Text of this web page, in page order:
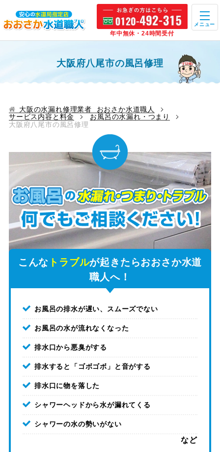
年中無休・24時間受付
メニュー
大阪府八尾市の風呂修理
大阪の水漏れ修理業者 おおさか水道職人
サービス内容と料金
お風呂の水漏れ・つまり
大阪府八尾市の風呂修理
こんな トラブルが起きたらおおさか水道
職人へ！
お風呂の排水が遅い、スムーズでない
お風呂の水が流れなくなった
排水口から悪臭がする
排水すると「ゴボゴボ」と音がする
排水口に物を落した
シャワーヘッドから水が漏れてくる
シャワーの水の勢いがない
など